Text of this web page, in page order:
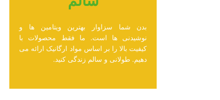
بدن شما سزاوار بهترین ویتامین ها و
نوشیدنی ها است. ما فقط محصولات با
کیفیت بالا را بر اساس مواد ارگانیک ارائه می
دهیم. طولانی و سالم زندگی کنید.